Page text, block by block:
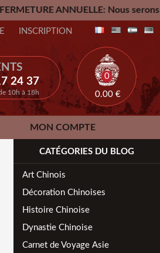
Nous serons fermés du
24 37
10h à 18h
INSCRIPTION
0
0.00 €
MON COMPTE
CATÉGORIES DU BLOG
Art Chinois
Décoration Chinoises
Histoire Chinoise
Dynastie Chinoise
Carnet de Voyage Asie